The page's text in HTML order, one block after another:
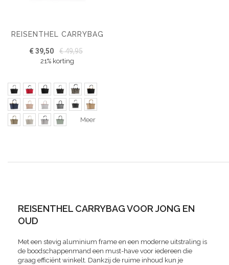
REISENTHEL CARRYBAG
€ 39,50 € 49,95
21% korting
Meer
REISENTHEL CARRYBAG VOOR JONG EN
OUD
Met een stevig aluminium frame en een moderne uitstraling is
de boodschappenmand een must-have voor iedereen die
graag efficiënt winkelt. Dankzij de ruime inhoud kun je